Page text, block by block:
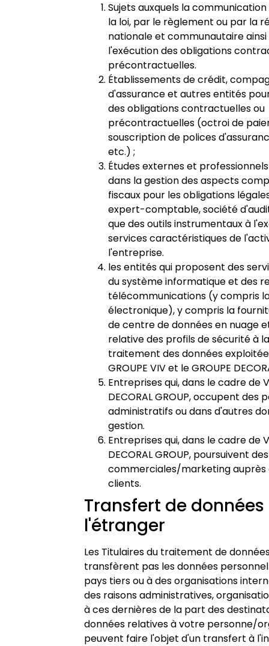
Sujets auxquels la
la loi, par le règlement ou par la
nationale et communautaire
l'exécution des obligations
précontractuelles.
Établissements de crédit,
d'assurance et autres entités
des obligations contractuelles ou
précontractuelles (octroi de
souscription de polices
etc.) ;
Études externes et
dans la gestion des aspects
fiscaux pour les obligations
expert-comptable, société
que des outils instrumentaux à
services caractéristiques de
l'entreprise.
les entités qui proposent des
du système informatique et des
télécommunications (y compris
électronique), y compris la
de centre de données en nuage
relative des profils de sécurité à
traitement des données
GROUPE VIV et le GROUPE
Entreprises qui, dans le cadre de
DECORAL GROUP, occupent des
administratifs ou dans d'autres
gestion.
Entreprises qui, dans le cadre de
DECORAL GROUP, poursuivent
commerciales/marketing auprès
clients.
Transfert de données
l'étranger
Les Titulaires du traitement de
transfèrent pas les données
pays tiers ou à des organisations
des raisons administratives,
à ces dernières de la part des
données relatives à votre personne/
peuvent faire l'objet d'un transfert à